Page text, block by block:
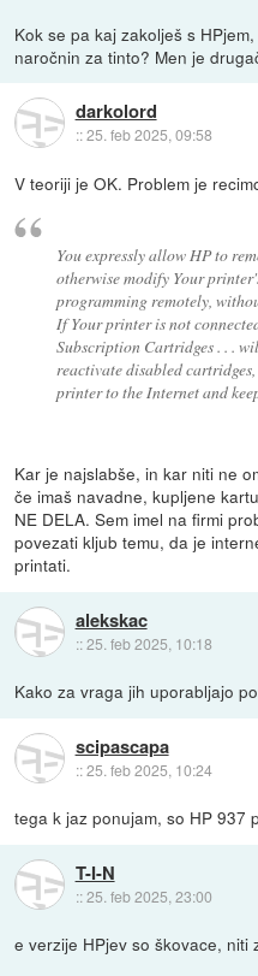
Kok se pa kaj zakolješ s
naročnin za tinto? Men je
darkolord
::25. feb 2025, 09:58
V teoriji je OK. Problem je
You expressly allow HP to
otherwise modify Your
programming remotely,
If Your printer is not
Subscription Cartridges . . .
reactivate disabled
printer to the Internet and
Kar je najslabše, in kar niti ne
če imaš navadne, kupljene
NE DELA. Sem imel na firmi
povezati kljub temu, da je
printati.
alekskac
::25. feb 2025, 10:18
Kako za vraga jih uporabljajo
scipascapa
::25. feb 2025, 10:24
tega k jaz ponujam, so HP 937
T-I-N
::25. feb 2025, 23:00
e verzije HPjev so škovace, niti